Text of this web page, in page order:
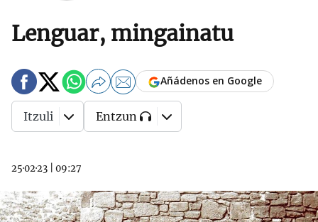
Lenguar, mingainatu
25·02·23 09:27
Añádenos en Google
Itzuli Entzun